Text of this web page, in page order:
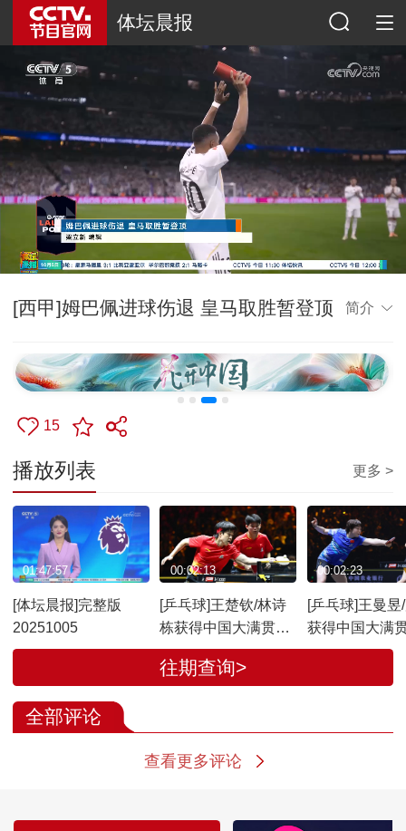
体坛晨报
[西甲]姆巴佩进球伤退 皇马取胜暂登顶 简介
15
播放列表 更多 >
[体坛晨报]完整版
20251005
01:47:57
[乒乓球]王楚钦/林诗
栋获得中国大满贯男
双冠军
00:02:13
[乒乓球]王曼昱
获得中国大满
冠军
00:02:23
往期查询>
全部评论
查看更多评论